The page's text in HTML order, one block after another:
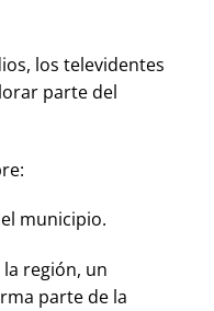
los televidentes
parte del
municipio.
región, un
parte de la